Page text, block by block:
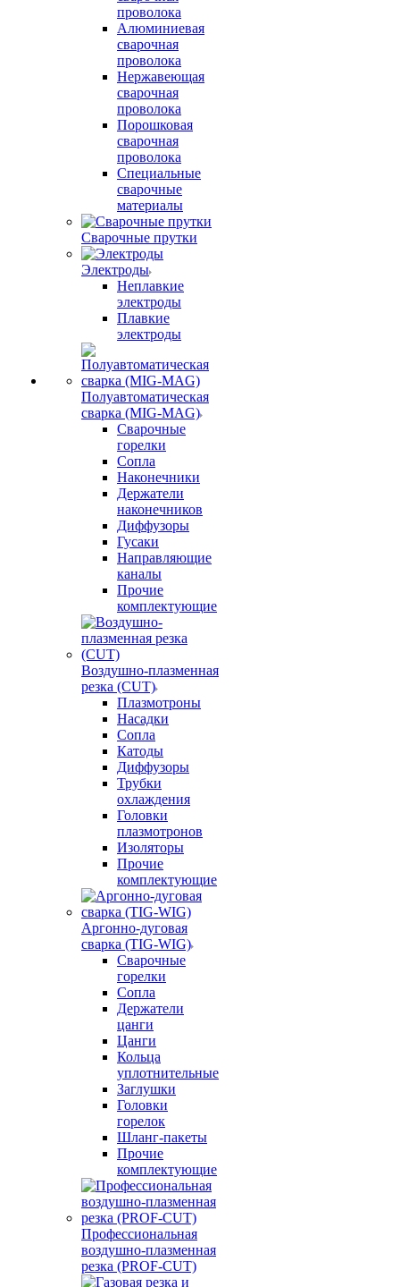
проволока
Алюминиевая
сварочная
проволока
Нержавеющая
сварочная
проволока
Порошковая
сварочная
проволока
Специальные
сварочные
материалы
Сварочные прутки
Электроды
Неплавкие
электроды
Плавкие
электроды
Полуавтоматическая
сварка (MIG-MAG)
Сварочные
горелки
Сопла
Наконечники
Держатели
наконечников
Диффузоры
Гусаки
Направляющие
каналы
Прочие
комплектующие
Воздушно-плазменная
резка (CUT)
Плазмотроны
Насадки
Сопла
Катоды
Диффузоры
Трубки
охлаждения
Головки
плазмотронов
Изоляторы
Прочие
комплектующие
Аргонно-дуговая
сварка (TIG-WIG)
Сварочные
горелки
Сопла
Держатели
цанги
Цанги
Кольца
уплотнительные
Заглушки
Головки
горелок
Шланг-пакеты
Прочие
комплектующие
Профессиональная
воздушно-плазменная
резка (PROF-CUT)